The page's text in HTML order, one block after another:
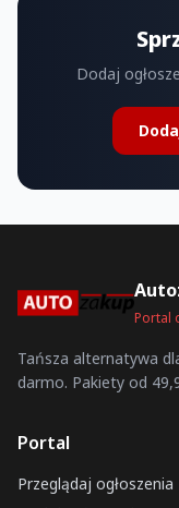
Dodaj
Portal
Tańsza alternatywa
darmo. Pakiety od
Portal
Przeglądaj ogłoszenia